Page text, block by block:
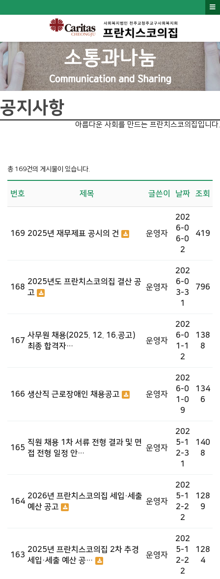
공지사항
아름다운 사회를 만드는 프란치스코의집입니다.
총 169건의 게시물이 있습니다.
번호 제목 글쓴이 날짜 조회
169 2025년 재무제표 공시의 건 운영자
202
6-0
6-0
2
419
168
2025년도 프란치스코의집 결산 공
고
운영자
202
6-0
3-3
1
796
167
사무원 채용(2025. 12. 16.공고)
최종 합격자…
운영자
202
6-0
1-1
2
138
8
166 생산직 근로장애인 채용공고 운영자
202
6-0
1-0
9
134
6
165
직원 채용 1차 서류 전형 결과 및 면
접 전형 일정 안…
운영자
202
5-1
2-3
1
140
8
164
2026년 프란치스코의집 세입·세출
예산 공고
운영자
202
5-1
2-2
2
128
9
163
2025년 프란치스코의집 2차 추경
세입·세출 예산 공…
운영자
202
5-1
2-2
2
128
4